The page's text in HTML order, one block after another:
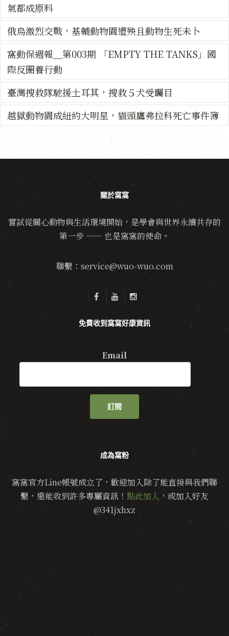
氣都成原料
俄烏激烈交戰，基輔動物園遭殃且動物生死未卜
窩動保週報＿第003期 「EMPTY THE TANKS」國
際反圈養行動
臺灣搜救隊馳援土耳其，搜救５犬受矚目
越獄動物園成紐約大明星，貓頭鷹弗拉科死亡事件簿
關於窩窩
嘗試從關心動物與生活環境開始，是學會與世界永續共存的
第一步 —— 也是窩窩的使命。
聯繫：service@wuo-wuo.com
免費收到窩窩好康資訊
Email
訂閱
成為窩粉
窩窩官方Line帳號成立了，歡迎加入除了能直接與我們聯
繫，還能收到許多專屬資訊！ 點此加入 ，或加入好友
@341jxhxz